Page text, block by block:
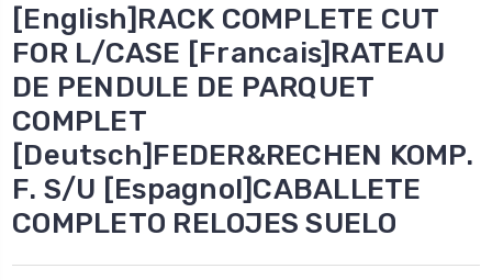
[English]RACK COMPLETE CUT
FOR L/CASE [Francais]RATEAU
DE PENDULE DE PARQUET
COMPLET
[Deutsch]FEDER&RECHEN KOMP.
F. S/U [Espagnol]CABALLETE
COMPLETO RELOJES SUELO